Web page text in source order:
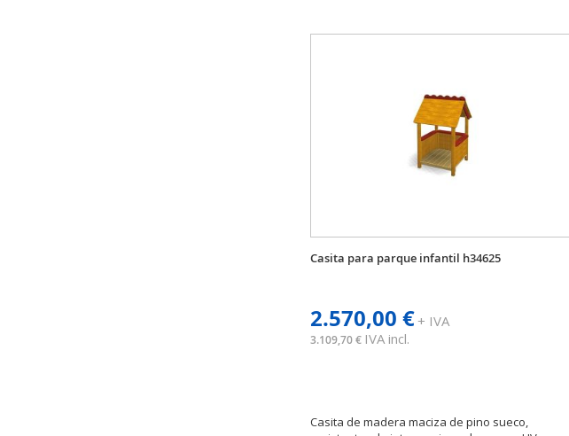
Casita para parque infantil h34625
2.570,00 €+ IVA
3.109,70 € IVA incl.
Casita de madera maciza de pino sueco,